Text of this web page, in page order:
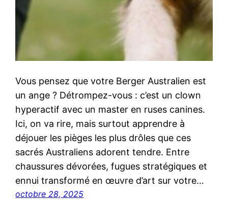
Vous pensez que votre Berger Australien est
un ange ? Détrompez-vous : c’est un clown
hyperactif avec un master en ruses canines.
Ici, on va rire, mais surtout apprendre à
déjouer les pièges les plus drôles que ces
sacrés Australiens adorent tendre. Entre
chaussures dévorées, fugues stratégiques et
ennui transformé en œuvre d’art sur votre…
octobre 28, 2025